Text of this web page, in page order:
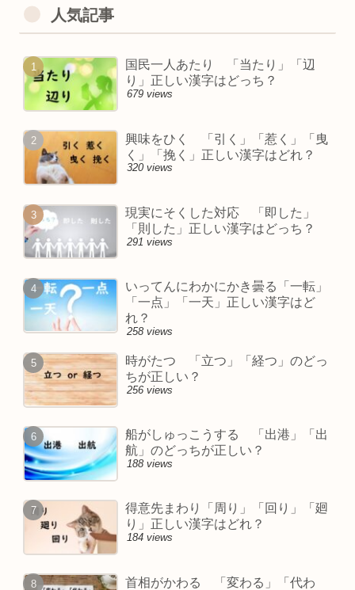
人気記事
国民一人あたり 「当たり」「辺
り」正しい漢字はどっち？
679 views
興味をひく 「引く」「惹く」「曳
く」「挽く」正しい漢字はどれ？
320 views
現実にそくした対応 「即した」
「則した」正しい漢字はどっち？
291 views
いってんにわかにかき曇る「一転」
「一点」「一天」正しい漢字はど
れ？
258 views
時がたつ 「立つ」「経つ」のどっ
ちが正しい？
256 views
船がしゅっこうする 「出港」「出
航」のどっちが正しい？
188 views
得意先まわり「周り」「回り」「廻
り」正しい漢字はどれ？
184 views
首相がかわる 「変わる」「代わ